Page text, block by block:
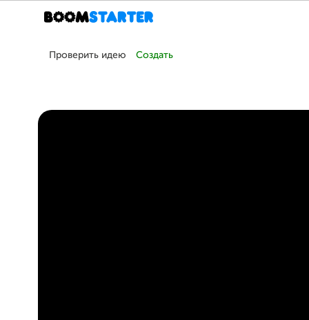
Проверить идею Создать